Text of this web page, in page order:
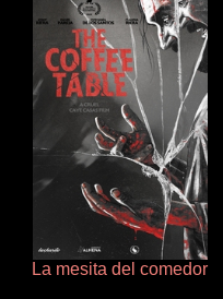
La mesita del comedor